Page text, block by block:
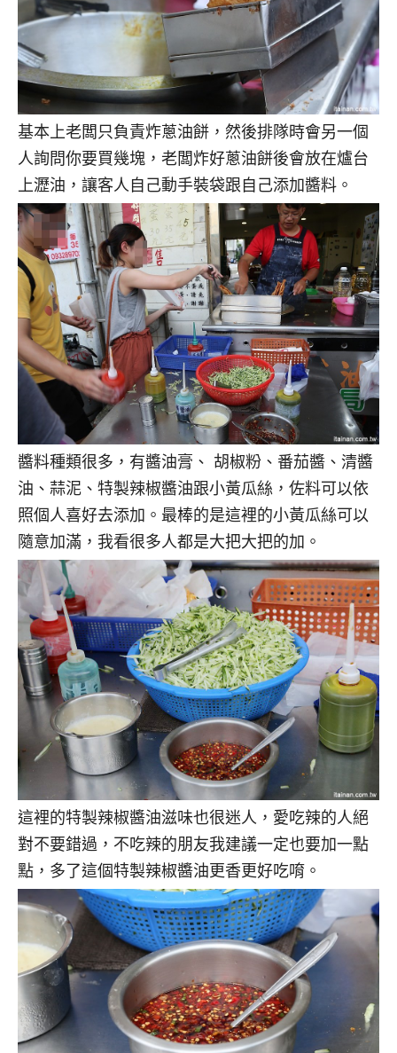
基本上老闆只負責炸蔥油餅，然後排隊時會另一個
人詢問你要買幾塊，老闆炸好蔥油餅後會放在爐台
上瀝油，讓客人自己動手裝袋跟自己添加醬料。
醬料種類很多，有醬油膏、 胡椒粉、番茄醬、清醬
油、蒜泥、特製辣椒醬油跟小黃瓜絲，佐料可以依
照個人喜好去添加。最棒的是這裡的小黃瓜絲可以
隨意加滿，我看很多人都是大把大把的加。
這裡的特製辣椒醬油滋味也很迷人，愛吃辣的人絕
對不要錯過，不吃辣的朋友我建議一定也要加一點
點，多了這個特製辣椒醬油更香更好吃唷。